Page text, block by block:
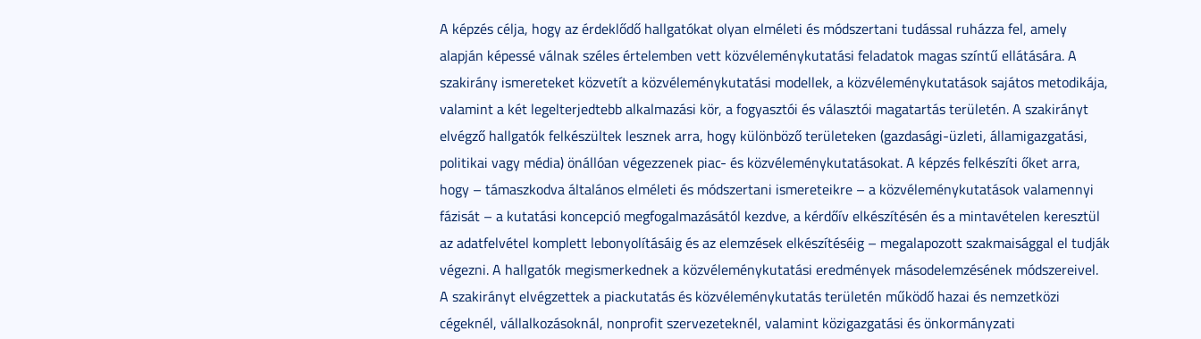
A képzés célja, hogy az érdeklődő hallgatókat olyan elméleti és módszertani tudással ruházza fel, amely
alapján képessé válnak széles értelemben vett közvéleménykutatási feladatok magas színtű ellátására. A
szakirány ismereteket közvetít a közvéleménykutatási modellek, a közvéleménykutatások sajátos metodikája,
valamint a két legelterjedtebb alkalmazási kör, a fogyasztói és választói magatartás területén. A szakirányt
elvégző hallgatók felkészültek lesznek arra, hogy különböző területeken (gazdasági-üzleti, államigazgatási,
politikai vagy média) önállóan végezzenek piac- és közvéleménykutatásokat. A képzés felkészíti őket arra,
hogy – támaszkodva általános elméleti és módszertani ismereteikre – a közvéleménykutatások valamennyi
fázisát – a kutatási koncepció megfogalmazásától kezdve, a kérdőív elkészítésén és a mintavételen keresztül
az adatfelvétel komplett lebonyolításáig és az elemzések elkészítéséig – megalapozott szakmaisággal el tudják
végezni. A hallgatók megismerkednek a közvéleménykutatási eredmények másodelemzésének módszereivel.
A szakirányt elvégzettek a piackutatás és közvéleménykutatás területén működő hazai és nemzetközi
cégeknél, vállalkozásoknál, nonprofit szervezeteknél, valamint közigazgatási és önkormányzati